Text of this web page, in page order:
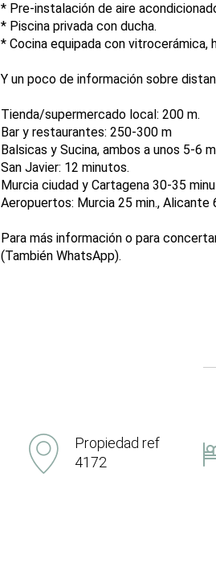
* Pre-instalación de aire
* Piscina privada con ducha.
* Cocina equipada con vitrocerámica,
Y un poco de información sobre
Tienda/supermercado local: 200 m.
Bar y restaurantes: 250-300 m
Balsicas y Sucina, ambos a unos 5-6
San Javier: 12 minutos.
Murcia ciudad y Cartagena 30-35
Aeropuertos: Murcia 25 min., Alicante
Para más información o para
(También WhatsApp).
Propiedad ref
4172